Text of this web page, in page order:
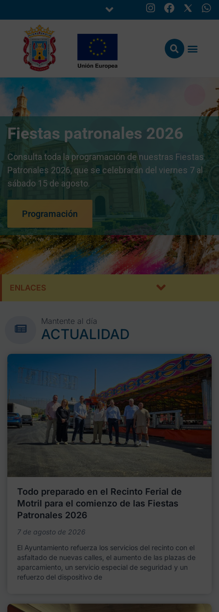
Fiestas patronales 2026
Consulta toda la programación de nuestras Fiestas
Patronales 2026, que se celebrarán del viernes 7 al
sábado 15 de agosto.
Programación
ENLACES
Mantente al día
ACTUALIDAD
Todo preparado en el Recinto Ferial de
Motril para el comienzo de las Fiestas
Patronales 2026
7 de agosto de 2026
El Ayuntamiento refuerza los servicios del recinto con el
asfaltado de nuevas calles, el aumento de las plazas de
aparcamiento, un servicio especial de seguridad y un
refuerzo del dispositivo de